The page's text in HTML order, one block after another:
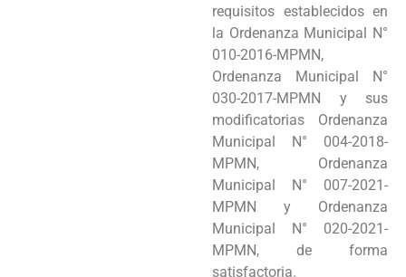
requisitos establecidos en
la Ordenanza Municipal N°
010-2016-MPMN,
Ordenanza Municipal N°
030-2017-MPMN y sus
modificatorias Ordenanza
Municipal N° 004-2018-
MPMN, Ordenanza
Municipal N° 007-2021-
MPMN y Ordenanza
Municipal N° 020-2021-
MPMN, de forma
satisfactoria.